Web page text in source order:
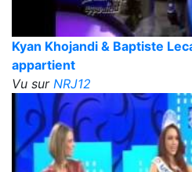
Kyan Khojandi & Baptiste
appartient
Vu sur NRJ12